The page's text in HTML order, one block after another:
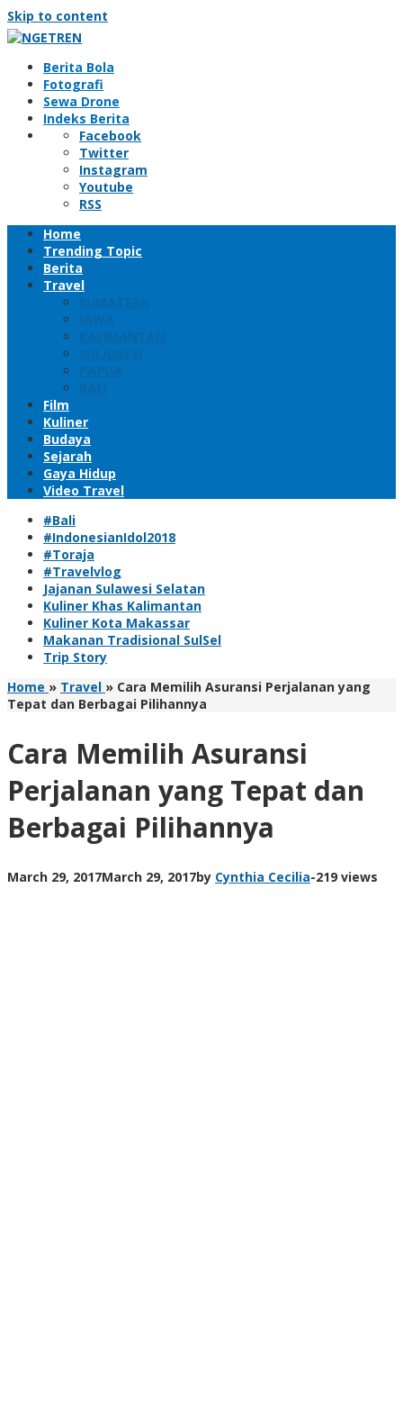
Skip to content
Berita Bola
Fotografi
Sewa Drone
Indeks Berita
Facebook
Twitter
Instagram
Youtube
RSS
Home
Trending Topic
Berita
Travel
SUMATERA
JAWA
KALIMANTAN
SULAWESI
PAPUA
BALI
Film
Kuliner
Budaya
Sejarah
Gaya Hidup
Video Travel
#Bali
#IndonesianIdol2018
#Toraja
#Travelvlog
Jajanan Sulawesi Selatan
Kuliner Khas Kalimantan
Kuliner Kota Makassar
Makanan Tradisional SulSel
Trip Story
Home » Travel » Cara Memilih Asuransi Perjalanan yang
Tepat dan Berbagai Pilihannya
Cara Memilih Asuransi
Perjalanan yang Tepat dan
Berbagai Pilihannya
March 29, 2017March 29, 2017by Cynthia Cecilia-219 views